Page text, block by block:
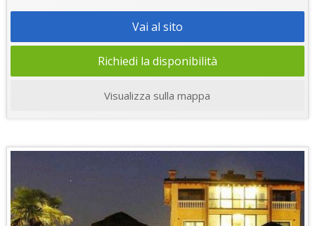
Vai al sito
Richiedi la disponibilità
Visualizza sulla mappa